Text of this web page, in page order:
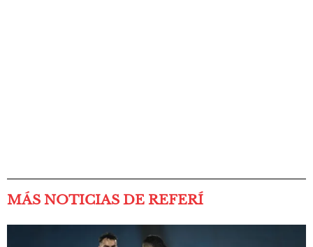
MÁS NOTICIAS DE REFERÍ